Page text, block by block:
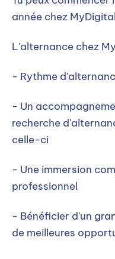
année chez
L'alternance chez
- Rythme
- Un
recherche
celle-ci
- Une immersion
professionnel
- Bénéficier d'un
de meilleures